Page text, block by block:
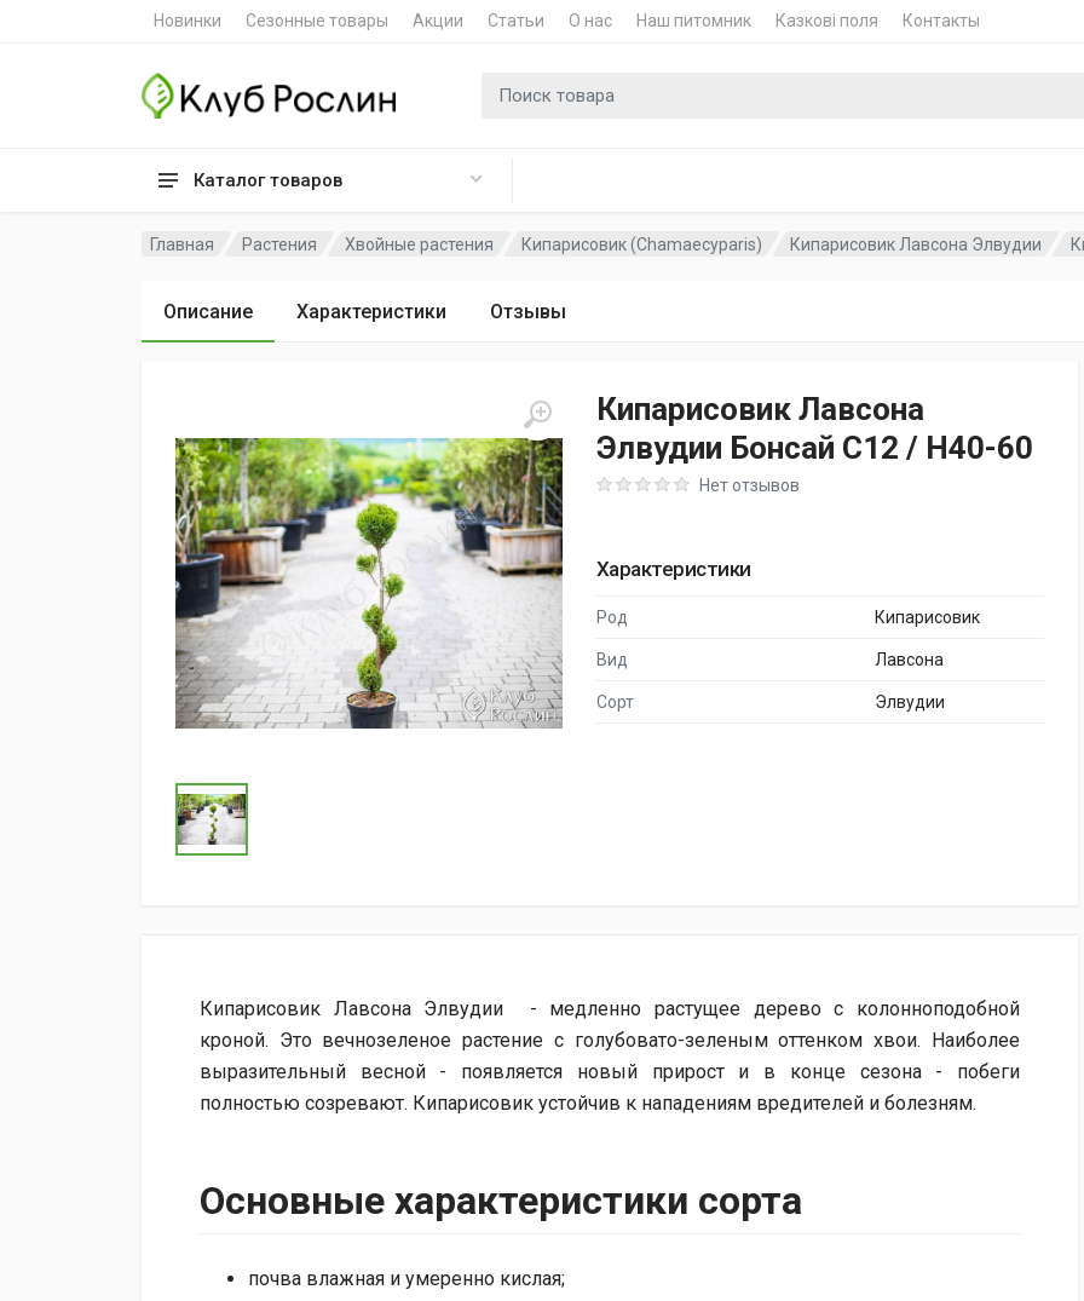
Новинки Сезонные товары Акции Статьи О нас Наш питомник Казкові поля Контакты
Каталог товаров
Поиск для
Главная Растения Хвойные растения Кипарисовик (Chamaecyparis) Кипарисовик Лавсона Элвудии
Описание Характеристики Отзывы
Кипарисовик Лавсона
Элвудии Бонсай C12 / H40-60
Rating: 0 out of 5Нет отзывов
Характеристики
Род Кипарисовик
Вид Лавсона
Сорт Элвудии
Кипарисовик Лавсона Элвудии
- медленно растущее дерево с колонноподобной
кроной. Это вечнозеленое растение с голубовато-зеленым оттенком хвои. Наиболее
выразительный весной - появляется новый прирост и в конце сезона - побеги
полностью созревают. Кипарисовик устойчив к нападениям вредителей и болезням.
Основные характеристики сорта
почва влажная и умеренно кислая;